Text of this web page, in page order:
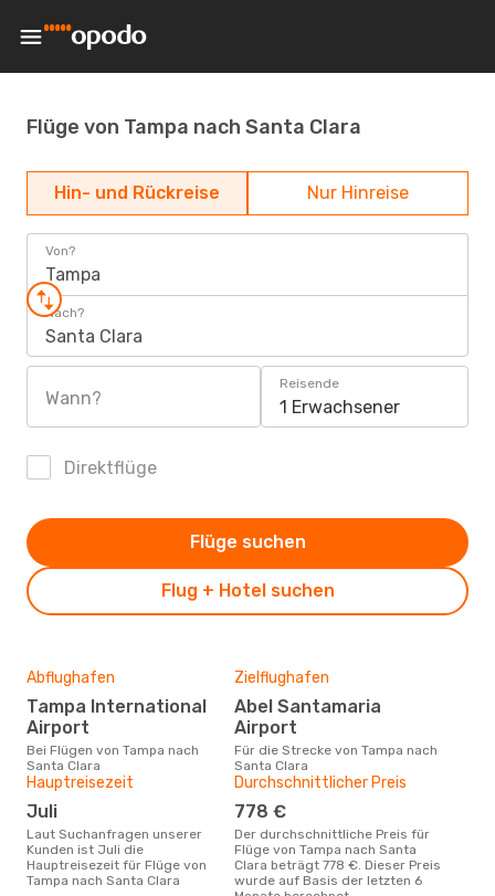
Flüge von Tampa nach Santa Clara
Hin- und Rückreise Nur Hinreise
Von?
Tampa
Nach?
Santa Clara
Wann?
Reisende
1 Erwachsener
Direktflüge
Flug + Hotel suchen
Flüge suchen
Abflughafen
Tampa International
Airport
Bei Flügen von Tampa nach
Santa Clara
Zielflughafen
Abel Santamaria
Airport
Für die Strecke von Tampa nach
Santa Clara
Hauptreisezeit
Juli
Laut Suchanfragen unserer
Kunden ist Juli die
Hauptreisezeit für Flüge von
Tampa nach Santa Clara
Durchschnittlicher Preis
778 €
Der durchschnittliche Preis für
Flüge von Tampa nach Santa
Clara beträgt 778 €. Dieser Preis
wurde auf Basis der letzten 6